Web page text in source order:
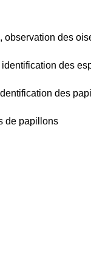
observation des
des
des
de papillons